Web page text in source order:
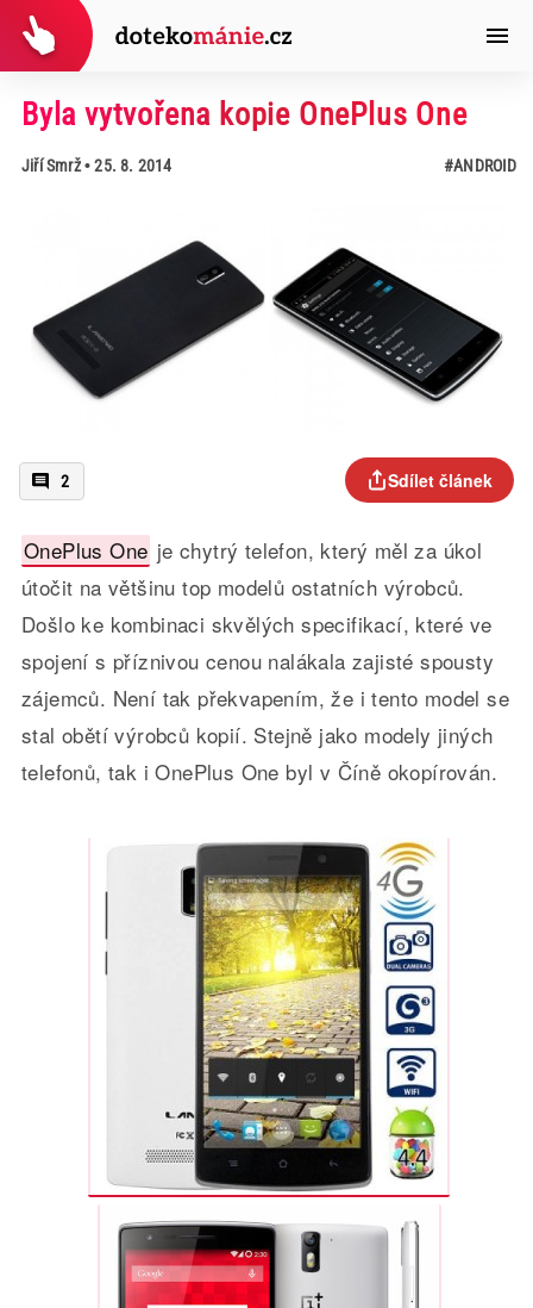
Byla vytvořena kopie OnePlus One
Jiří Smrž• 25. 8. 2014 #ANDROID
2 Sdílet článek
OnePlus One je chytrý telefon, který měl za úkol
útočit na většinu top modelů ostatních výrobců.
Došlo ke kombinaci skvělých specifikací, které ve
spojení s příznivou cenou nalákala zajisté spousty
zájemců. Není tak překvapením, že i tento model se
stal obětí výrobců kopií. Stejně jako modely jiných
telefonů, tak i OnePlus One byl v Číně okopírován.